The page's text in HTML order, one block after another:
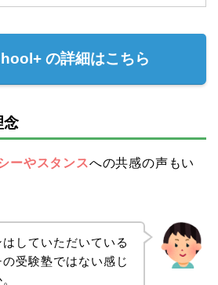
の詳細はこちら
念
ーやスタンスへの共感の声もい
していただいている
受験塾ではない感じ